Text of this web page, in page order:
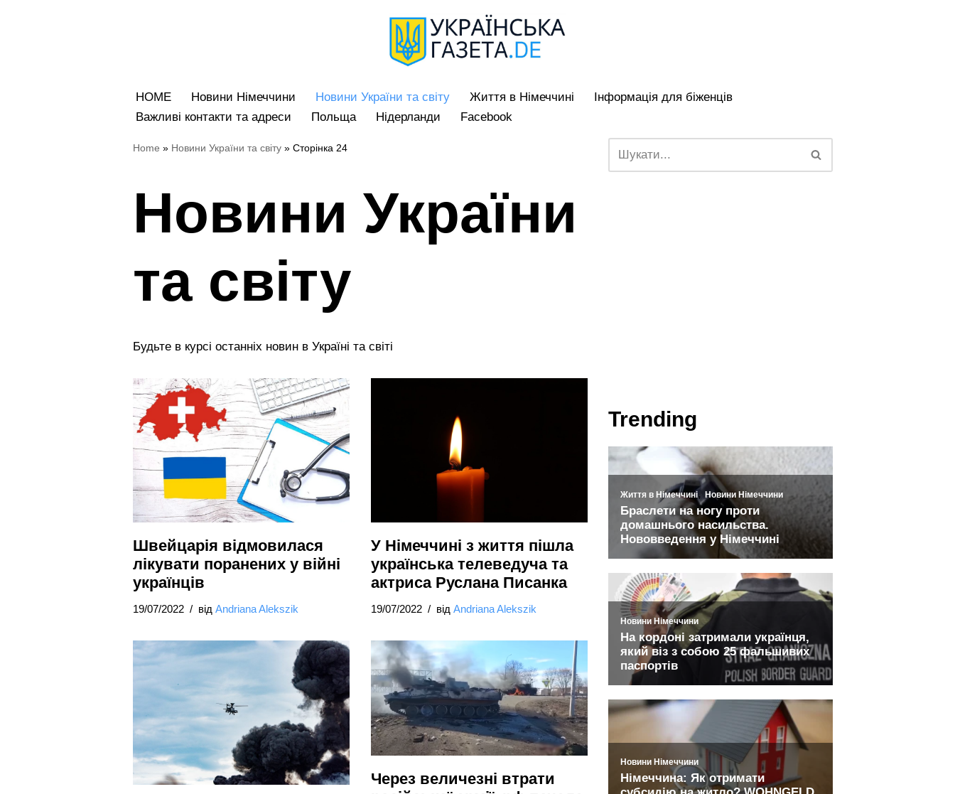
HOME
Новини Німеччини Hовини України та світу Життя в Німеччині
Iнформація для біженців
Bажливі контакти та адреси
Польща Нідерланди Facebook
Home » Hовини України та світу » Сторінка 24
Hовини України
та світу
Будьте в курсі останніх новин в Україні та світі
Швейцарія відмовилася
лікувати поранених у війні
українців
19/07/2022 від Andriana Alekszik
У Німеччині з життя пішла
українська телеведуча та
актриса Руслана Писанка
19/07/2022 від Andriana Alekszik
Через величезні втрати
Trending